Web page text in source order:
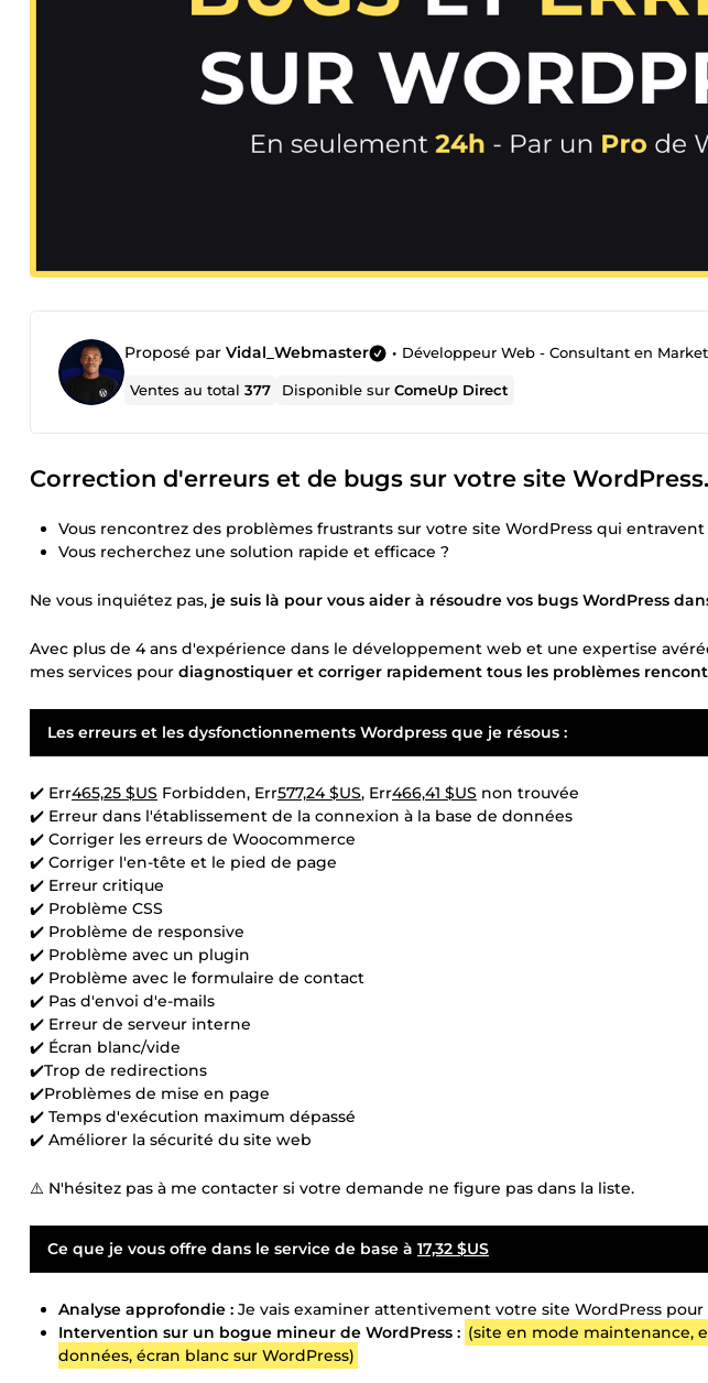
Proposé par Vidal_Webmaster • Développeur Web - Consultant en
Ventes au total377 Disponible surComeUp Direct
Correction d'erreurs et de bugs sur votre site WordPress.
Vous rencontrez des problèmes frustrants sur votre site WordPress qui
Vous recherchez une solution rapide et efficace ?
Ne vous inquiétez pas, je suis là pour vous aider à résoudre vos bugs WordPress
Avec plus de 4 ans d'expérience dans le développement web et une expertise
mes services pour diagnostiquer et corriger rapidement tous les problèmes
Les erreurs et les dysfonctionnements Wordpress que je résous :
✔️ Err465,25 $US Forbidden, Err577,24 $US, Err466,41 $US non trouvée
✔️ Erreur dans l'établissement de la connexion à la base de données
✔️ Corriger les erreurs de Woocommerce
✔️ Corriger l'en-tête et le pied de page
✔️ Erreur critique
✔️ Problème CSS
✔️ Problème de responsive
✔️ Problème avec un plugin
✔️ Problème avec le formulaire de contact
✔️ Pas d'envoi d'e-mails
✔️ Erreur de serveur interne
✔️ Écran blanc/vide
✔️Trop de redirections
✔️Problèmes de mise en page
✔️ Temps d'exécution maximum dépassé
✔️ Améliorer la sécurité du site web
⚠️ N'hésitez pas à me contacter si votre demande ne figure pas dans la liste.
Ce que je vous offre dans le service de base à 17,32 $US
Analyse approfondie : Je vais examiner attentivement votre site WordPress
Intervention sur un bogue mineur de WordPress : (site en mode maintenance,
données, écran blanc sur WordPress)